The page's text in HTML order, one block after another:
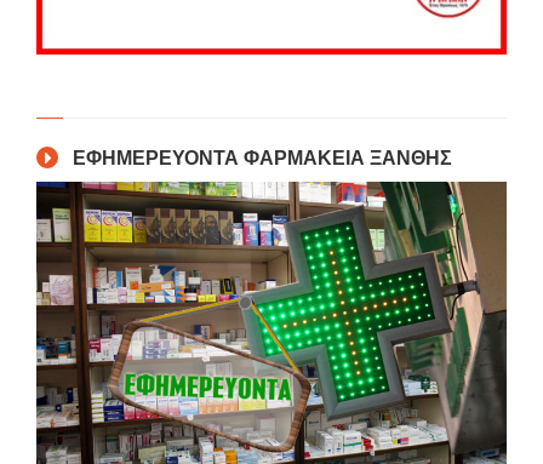
ΕΦΗΜΕΡΕΥΟΝΤΑ ΦΑΡΜΑΚΕΙΑ ΞΑΝΘΗΣ